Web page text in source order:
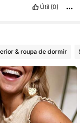
Útil (0)
& roupa de dormir